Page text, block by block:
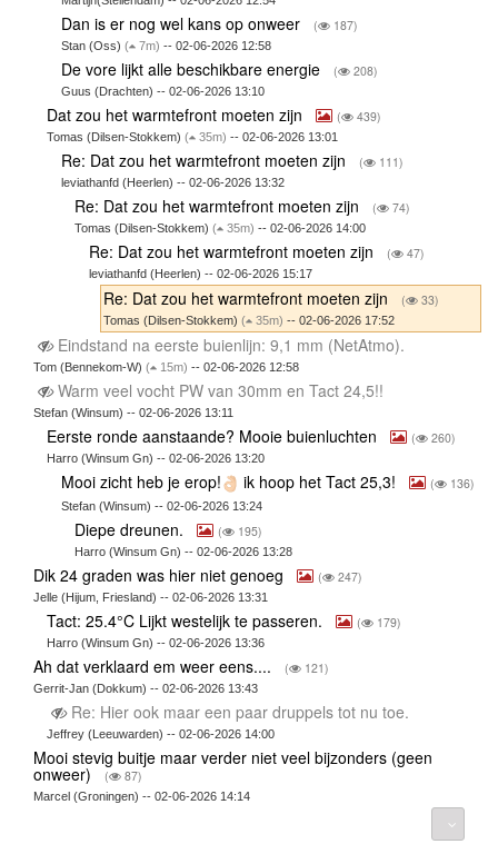
Dan is er nog wel kans op onweer ( 187)
Stan (Oss) ( 7m) -- 02-06-2026 12:58
De vore lijkt alle beschikbare energie ( 208)
Guus (Drachten) -- 02-06-2026 13:10
Dat zou het warmtefront moeten zijn ( 439)
Tomas (Dilsen-Stokkem)( 35m) -- 02-06-2026 13:01
Re: Dat zou het warmtefront moeten zijn ( 111)
leviathanfd (Heerlen) -- 02-06-2026 13:32
Re: Dat zou het warmtefront moeten zijn ( 74)
Tomas (Dilsen-Stokkem)( 35m) -- 02-06-2026 14:00
Re: Dat zou het warmtefront moeten zijn ( 47)
leviathanfd (Heerlen) -- 02-06-2026 15:17
Re: Dat zou het warmtefront moeten zijn ( 33)
Tomas (Dilsen-Stokkem)( 35m) -- 02-06-2026 17:52
Eindstand na eerste buienlijn: 9,1 mm (NetAtmo).
Tom (Bennekom-W) ( 15m) -- 02-06-2026 12:58
Warm veel vocht PW van 30mm en Tact 24,5!!
Stefan (Winsum) -- 02-06-2026 13:11
Eerste ronde aanstaande? Mooie buienluchten ( 260)
Harro (Winsum Gn) -- 02-06-2026 13:20
Mooi zicht heb je erop! ik hoop het Tact 25,3! ( 136)
Stefan (Winsum) -- 02-06-2026 13:24
Diepe dreunen. ( 195)
Harro (Winsum Gn) -- 02-06-2026 13:28
Dik 24 graden was hier niet genoeg ( 247)
Jelle (Hijum, Friesland) -- 02-06-2026 13:31
Tact: 25.4°C Lijkt westelijk te passeren. ( 179)
Harro (Winsum Gn) -- 02-06-2026 13:36
Ah dat verklaard em weer eens.... ( 121)
Gerrit-Jan (Dokkum) -- 02-06-2026 13:43
Re: Hier ook maar een paar druppels tot nu toe.
Jeffrey (Leeuwarden) -- 02-06-2026 14:00
Mooi stevig buitje maar verder niet veel bijzonders (geen
onweer) ( 87)
Marcel (Groningen) -- 02-06-2026 14:14